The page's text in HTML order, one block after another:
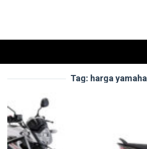
Tag: harga yamaha